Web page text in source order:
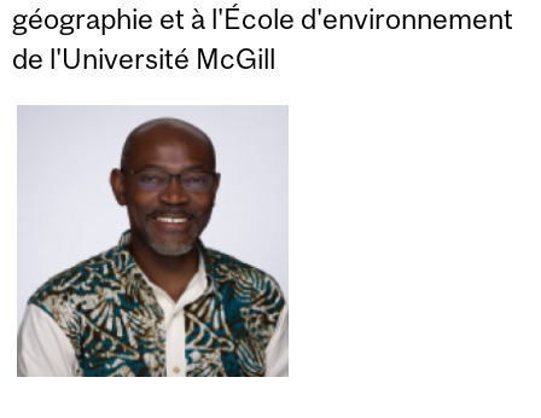
géographie et à l'École d'environnement
de l'Université McGill